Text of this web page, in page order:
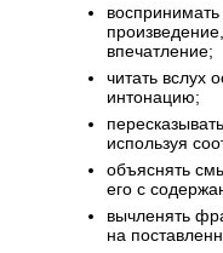
впечатление;
читать вслух
интонацию;
используя
объяснять
его с
вычленять
на